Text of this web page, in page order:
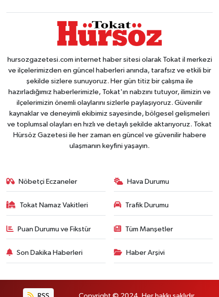
hursozgazetesi.com internet haber sitesi olarak Tokat il merkezi
ve ilçelerimizden en güncel haberleri anında, tarafsız ve etkili bir
şekilde sizlere sunuyoruz. Her gün titiz bir çalışma ile
hazırladığımız haberlerimizle, Tokat'ın nabzını tutuyor, ilimizin ve
ilçelerimizin önemli olaylarını sizlerle paylaşıyoruz. Güvenilir
kaynaklar ve deneyimli ekibimiz sayesinde, bölgesel gelişmeleri
ve toplumsal olayları en hızlı ve detaylı şekilde aktarıyoruz. Tokat
Hürsöz Gazetesi ile her zaman en güncel ve güvenilir habere
ulaşmanın keyfini yaşayın.
Nöbetçi Eczaneler Hava Durumu
Tokat Namaz Vakitleri Trafik Durumu
Puan Durumu ve Fikstür Tüm Manşetler
Son Dakika Haberleri Haber Arşivi